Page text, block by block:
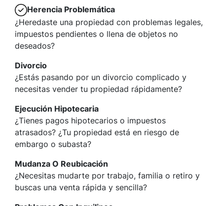
Herencia Problemática
¿Heredaste una propiedad con problemas legales,
impuestos pendientes o llena de objetos no
deseados?
Divorcio
¿Estás pasando por un divorcio complicado y
necesitas vender tu propiedad rápidamente?
Ejecución Hipotecaria
¿Tienes pagos hipotecarios o impuestos
atrasados? ¿Tu propiedad está en riesgo de
embargo o subasta?
Mudanza O Reubicación
¿Necesitas mudarte por trabajo, familia o retiro y
buscas una venta rápida y sencilla?